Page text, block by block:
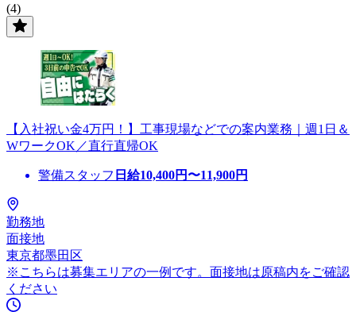
(4)
【入社祝い金4万円！】工事現場などでの案内業務｜週1日＆
WワークOK／直行直帰OK
警備スタッフ 日給10,400円〜11,900円
勤務地
面接地
東京都墨田区
※こちらは募集エリアの一例です。面接地は原稿内をご確認
ください